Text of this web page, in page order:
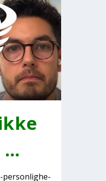
…
per­son­lig­he­